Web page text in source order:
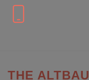
THE